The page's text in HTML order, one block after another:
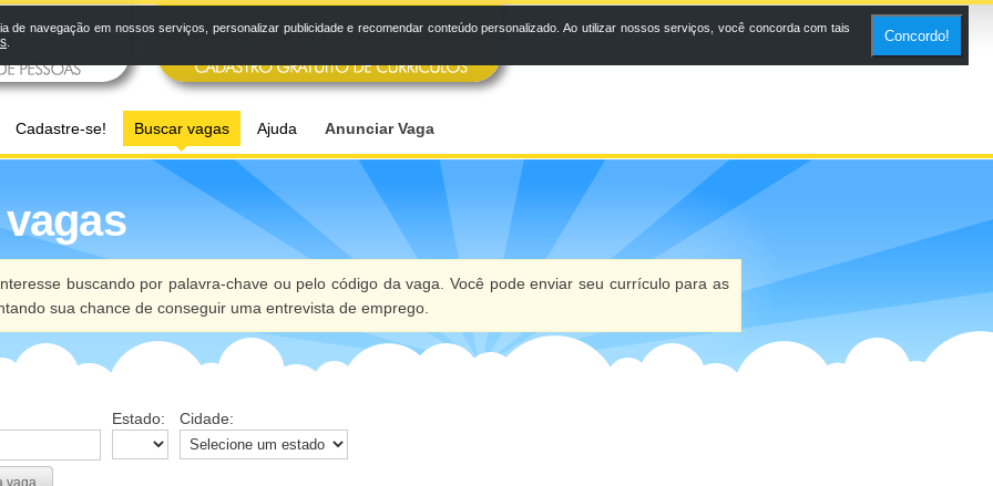
Cadastre-se! Buscar vagas Ajuda Anunciar Vaga
buscando por palavra-chave ou pelo código da vaga. Você pode enviar seu currículo para as
sua chance de conseguir uma entrevista de emprego.
Estado: Cidade:
vaga
navegação em nossos serviços, personalizar publicidade e recomendar conteúdo personalizado. Ao utilizar nossos serviços, você concorda com tais
Concordo!